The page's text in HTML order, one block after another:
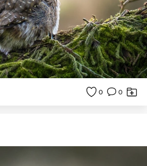
0 0